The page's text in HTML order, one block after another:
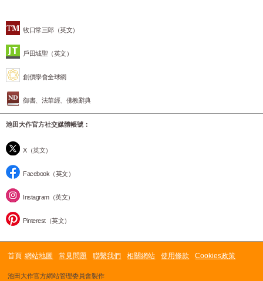
牧口常三郎（英文）
戶田城聖（英文）
創價學會全球網
御書、法華經、佛教辭典
池田大作官方社交媒體帳號：
X（英文）
Facebook（英文）
Instagram（英文）
Pinterest（英文）
首頁 網站地圖 常見問題 聯繫我們 相關網站 使用條款 Cookies政策
池田大作官方網站管理委員會製作